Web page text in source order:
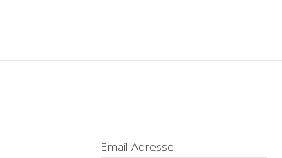
Email-Adresse